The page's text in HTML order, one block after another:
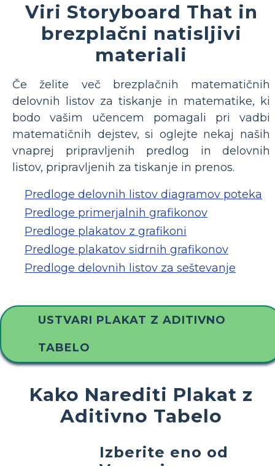
Viri Storyboard That in
brezplačni natisljivi
materiali
Če želite več brezplačnih matematičnih
delovnih listov za tiskanje in matematike, ki
bodo vašim učencem pomagali pri vadbi
matematičnih dejstev, si oglejte nekaj naših
vnaprej pripravljenih predlog in delovnih
listov, pripravljenih za tiskanje in prenos.
Predloge delovnih listov diagramov poteka
Predloge primerjalnih grafikonov
Predloge plakatov z grafikoni
Predloge plakatov sidrnih grafikonov
Predloge delovnih listov za seštevanje
USTVARI PLAKAT Z ADITIVNO
TABELO
Kako Narediti Plakat z
Aditivno Tabelo
Izberite eno od